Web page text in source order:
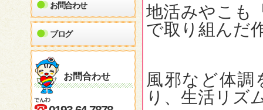
お問合わせ
ブログ
お問合わせ
地活みやこも
で取り組んだ
風邪など体
り、生活リズ